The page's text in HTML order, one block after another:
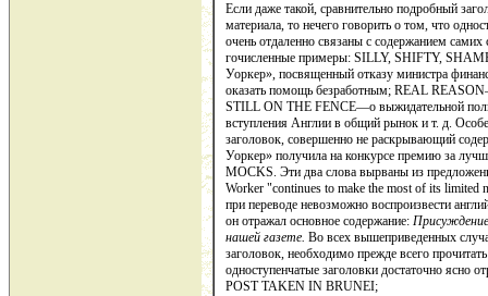
Если даже такой, сравнительно подробный
материала, то не­чего говорить о том, что
очень отдаленно связаны с содер­жанием
гочисленные примеры: SILLY, SHIFTY,
Уоркер», посвященный отказу министра
оказать помощь безработным; REAL
STILL ON THE FENCE—о выжидательной
вступления Англии в общий рынок и т. д.
заго­ловок, совершенно не раскрывающий
Уоркер» получила на конкурсе премию за
MOCKS. Эти два слова вырваны из
Workеr "continues to make the most of its limited
при переводе невозможно воспроизвести
он отражал основное содержание:
нашей газете. Во всех вышеприведенных
заголовок, необходимо прежде всего
одноступенчатые заголовки достаточно ясно
POST TAKEN IN BRUNEI;